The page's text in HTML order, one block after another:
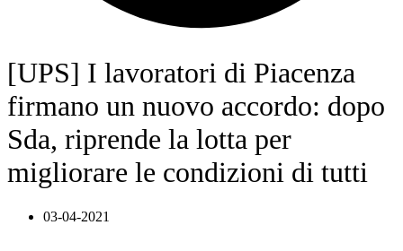
[UPS] I lavoratori di Piacenza
firmano un nuovo accordo: dopo
Sda, riprende la lotta per
migliorare le condizioni di tutti
03-04-2021